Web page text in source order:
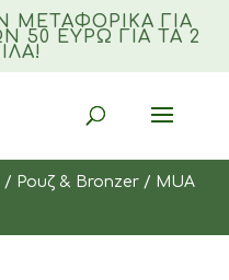
ΜΕΤΑΦΟΡΙΚΆ ΓΙΑ
50 ΕΥΡΏ ΓΙΑ ΤΑ 2
/ Ρουζ & Bronzer / MUA